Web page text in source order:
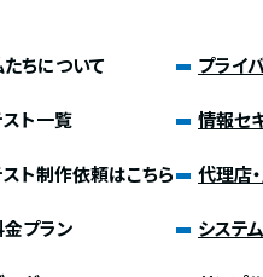
ちについて
ト一覧
ト制作依頼はこちら
プラン
プライ
情報セ
代理店
システ